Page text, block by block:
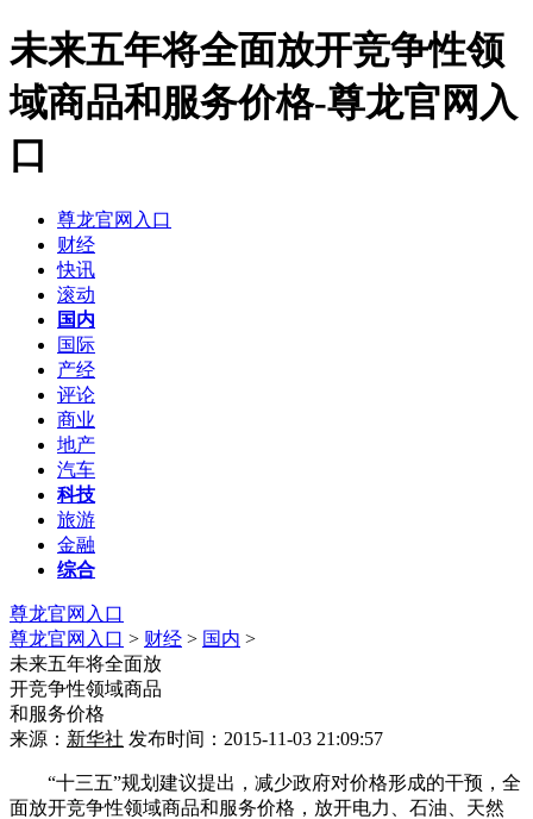
未来五年将全面放开竞争性领
域商品和服务价格-尊龙官网入
口
尊龙官网入口
财经
快讯
滚动
国内
国际
产经
评论
商业
地产
汽车
科技
旅游
金融
综合
尊龙官网入口
尊龙官网入口 > 财经 > 国内 >
未来五年将全面放
开竞争性领域商品
和服务价格
来源： 新华社 发布时间：2015-11-03 21:09:57
“十三五”规划建议提出，减少政府对价格形成的干预，全
面放开竞争性领域商品和服务价格，放开电力、石油、天然